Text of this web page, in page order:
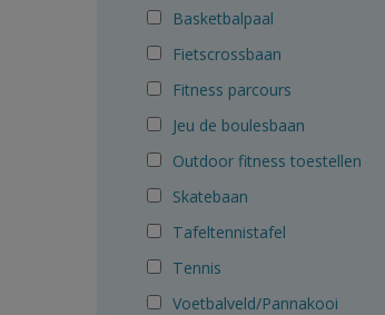
Basketbalpaal
Fietscrossbaan
Fitness parcours
Jeu de boulesbaan
Outdoor fitness toestellen
Skatebaan
Tafeltennistafel
Tennis
Voetbalveld/Pannakooi